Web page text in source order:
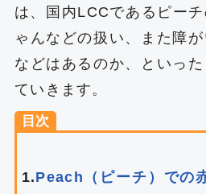
は、国内LCCであるピー
ゃんなどの扱い、また障が
などはあるのか、といっ
ていきます。
目次
1.Peach（ピーチ）での